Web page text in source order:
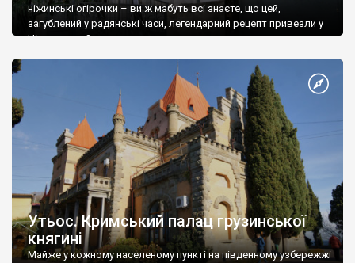
ніжинські огірочки – ви ж мабуть всі знаєте, що цей,
загублений у радянські часи, легендарний рецепт привезли у
Ніжин греки?
Утьос. Кримський палац грузинської
княгині
Майже у кожному населеному пункті на південному узбережжі